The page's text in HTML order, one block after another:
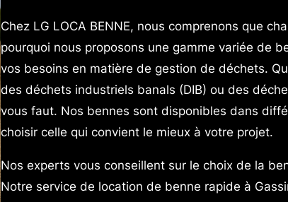
Chez LG LOCA BENNE, nous comprenons que
pourquoi nous proposons une gamme variée de
vos besoins en matière de gestion de déchets.
des déchets industriels banals (DIB) ou des
vous faut. Nos bennes sont disponibles dans
choisir celle qui convient le mieux à votre projet.
Nos experts vous conseillent sur le choix de la
Notre service de location de benne rapide à